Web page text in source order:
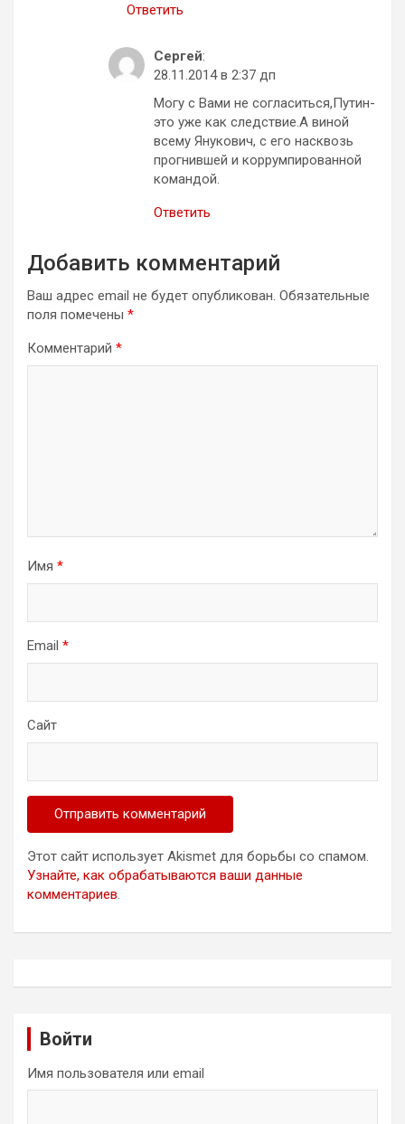
Ответить
Сергей:
28.11.2014 в 2:37 дп
Могу с Вами не согласиться,Путин-
это уже как следствие.А виной
всему Янукович, с его насквозь
прогнившей и коррумпированной
командой.
Ответить
Добавить комментарий
Ваш адрес email не будет опубликован. Обязательные
поля помечены *
Комментарий *
Имя *
Email *
Сайт
Этот сайт использует Akismet для борьбы со спамом.
Узнайте, как обрабатываются ваши данные
комментариев.
Войти
Имя пользователя или email